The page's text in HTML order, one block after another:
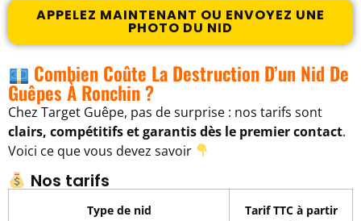
APPELEZ MAINTENANT OU ENVOYEZ UNE
PHOTO DU NID
Combien Coûte La Destruction D’un Nid De
Guêpes À Ronchin ?
Chez Target Guêpe, pas de surprise : nos tarifs sont
clairs, compétitifs et garantis dès le premier contact.
Voici ce que vous devez savoir
Nos tarifs
Type de nid
Tarif TTC à partir